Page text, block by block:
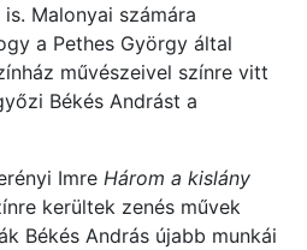
Malonyai számára
a Pethes György által
művészeivel színre vitt
Békés Andrást a
Imre Három a kislány
kerültek zenés művek
Békés András újabb munkái